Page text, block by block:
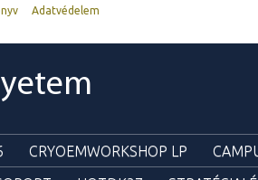
Adatvédelem
CRYOEMWORKSHOP LP